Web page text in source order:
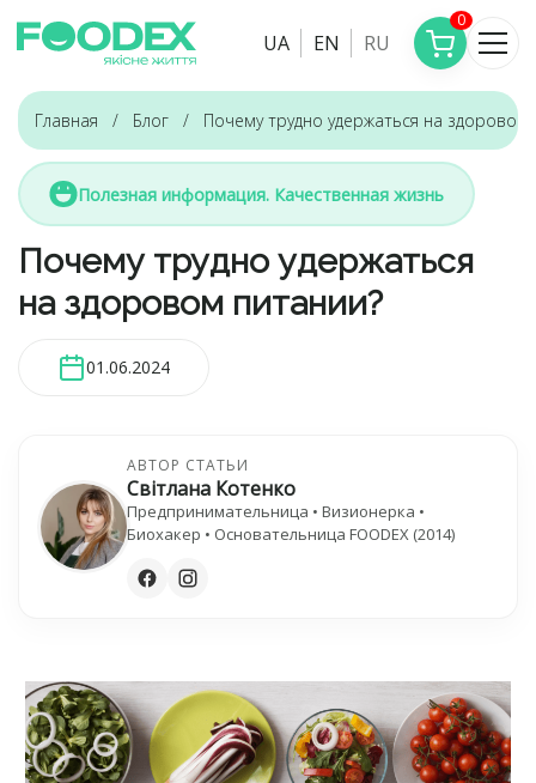
UA EN RU
0
Главная Блог Почему трудно удержаться на здоровом
Полезная информация. Качественная жизнь
Почему трудно удержаться
на здоровом питании?
01.06.2024
АВТОР СТАТЬИ
Світлана Котенко
Предпринимательница • Визионерка •
Биохакер • Основательница FOODEX (2014)